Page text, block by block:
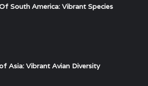
South America: Vibrant Species
Asia: Vibrant Avian Diversity